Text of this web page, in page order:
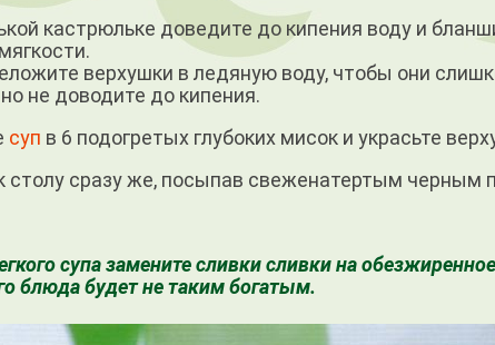
кастрюльке доведите до кипения воду и
верхушки в ледяную воду, чтобы они
но не дово­дите до кипения.
суп в 6 подогретых глубоких мисок и украсьте
столу сразу же, посыпав свеженатертым черным
супа замените сливки сливки на
блю­да будет не таким богатым.